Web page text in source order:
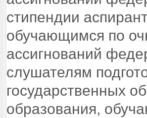
стипендии
обучающимся по
ассигнований
слушателям
государственных
образования,